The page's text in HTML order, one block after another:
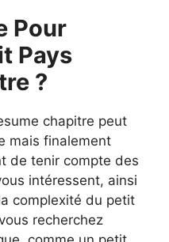
Pour
Pays
?
chapitre peut
mais finalement
de tenir compte des
intéressent, ainsi
complexité du petit
recherchez